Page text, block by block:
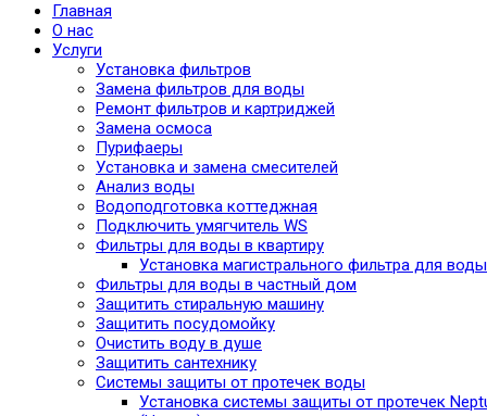
Главная
О нас
Услуги
Установка фильтров
Замена фильтров для воды
Ремонт фильтров и картриджей
Замена осмоса
Пурифаеры
Установка и замена смесителей
Анализ воды
Водоподготовка коттеджная
Подключить умягчитель WS
Фильтры для воды в квартиру
Установка магистрального фильтра для воды
Фильтры для воды в частный дом
Защитить стиральную машину
Защитить посудомойку
Очистить воду в душе
Защитить сантехнику
Системы защиты от протечек воды
Установка системы защиты от протечек